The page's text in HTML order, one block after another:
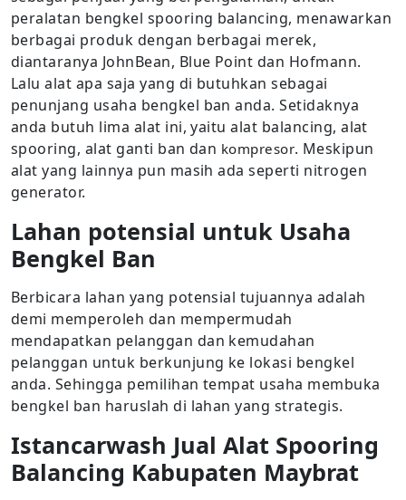
peralatan bengkel spooring balancing, menawarkan
berbagai produk dengan berbagai merek,
diantaranya JohnBean, Blue Point dan Hofmann.
Lalu alat apa saja yang di butuhkan sebagai
penunjang usaha bengkel ban anda. Setidaknya
anda butuh lima alat ini, yaitu alat balancing, alat
spooring, alat ganti ban dan kompresor. Meskipun
alat yang lainnya pun masih ada seperti nitrogen
generator.
Lahan potensial untuk Usaha
Bengkel Ban
Berbicara lahan yang potensial tujuannya adalah
demi memperoleh dan mempermudah
mendapatkan pelanggan dan kemudahan
pelanggan untuk berkunjung ke lokasi bengkel
anda. Sehingga pemilihan tempat usaha membuka
bengkel ban haruslah di lahan yang strategis.
Istancarwash Jual Alat Spooring
Balancing Kabupaten Maybrat